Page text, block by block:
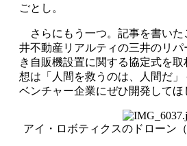
ごとし。
さらにもう一つ。記事を書いた
井不動産リアルティの三井のリ
き自販機設置に関する協定式を
想は「人間を救うのは、人間だ
ベンチャー企業にぜひ開発してほ
アイ・ロボティクスのドローン